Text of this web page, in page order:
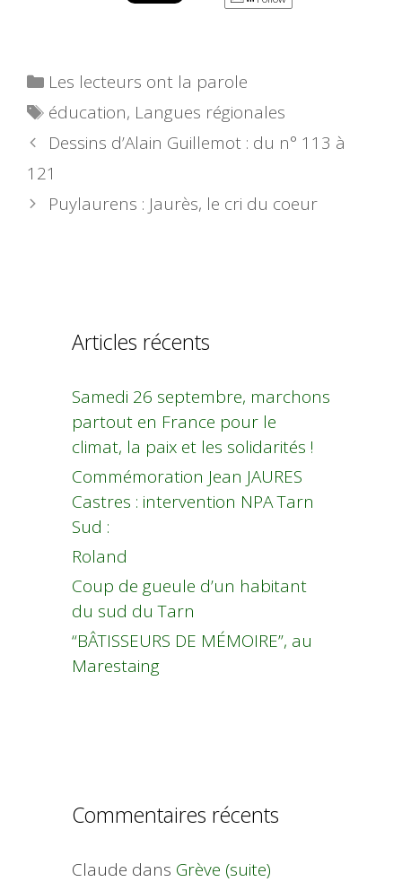
Catégories
Les lecteurs ont la parole
Étiquettes
éducation, Langues régionales
Dessins d’Alain Guillemot : du n° 113 à
121
Puylaurens : Jaurès, le cri du coeur
Articles récents
Samedi 26 septembre, marchons
partout en France pour le
climat, la paix et les solidarités !
Commémoration Jean JAURES
Castres : intervention NPA Tarn
Sud :
Roland
Coup de gueule d’un habitant
du sud du Tarn
“BÂTISSEURS DE MÉMOIRE”, au
Marestaing
Commentaires récents
Claude dans Grève (suite)